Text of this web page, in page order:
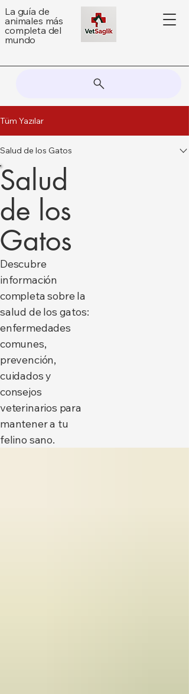
La guía de
animales más
completa del
mundo
Tüm Yazılar
Salud de los Gatos
Salud
de los
Gatos
Descubre
información
completa sobre la
salud de los gatos:
enfermedades
comunes,
prevención,
cuidados y
consejos
veterinarios para
mantener a tu
felino sano.